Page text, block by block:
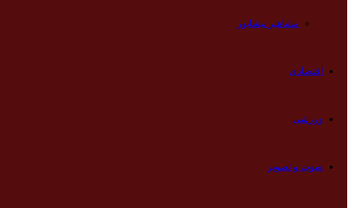
مشاهیر نیشابور
اقتصادی
ورزشی
صوت و تصویر